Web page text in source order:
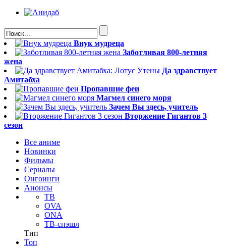
Внук мудреца
Заботливая 800-летняя
жена
Да здравствует
Амитабха
Пропавшие феи
Магмел синего моря
Зачем Вы здесь, учитель
Вторжение Гигантов 3
сезон
Все аниме
Новинки
Фильмы
Сериалы
Онгоинги
Анонсы
ТВ
OVA
ONA
ТВ-спэшл
Тип
Топ